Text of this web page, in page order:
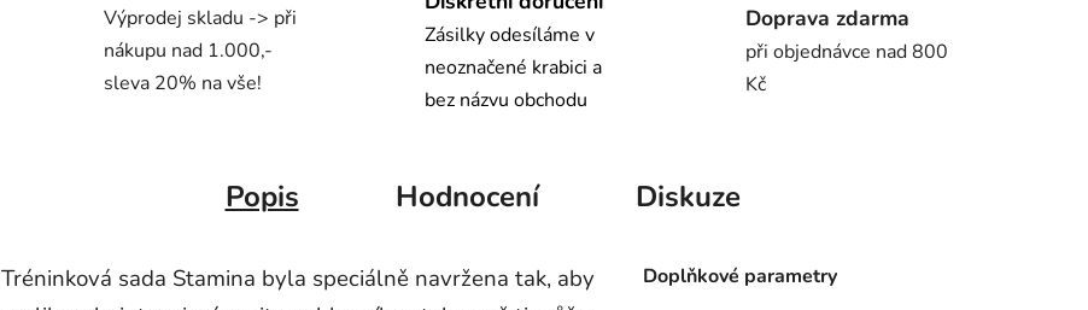
Výprodej skladu -> při
nákupu nad 1.000,-
sleva 20% na vše!
Zásilky odesíláme v
neoznačené krabici a
bez názvu obchodu
Doprava zdarma
při objednávce nad 800
Kč
Popis Hodnocení Diskuze
Tréninková sada Stamina byla speciálně navržena tak, aby
Doplňkové parametry